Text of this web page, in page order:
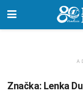
Značka: Lenka